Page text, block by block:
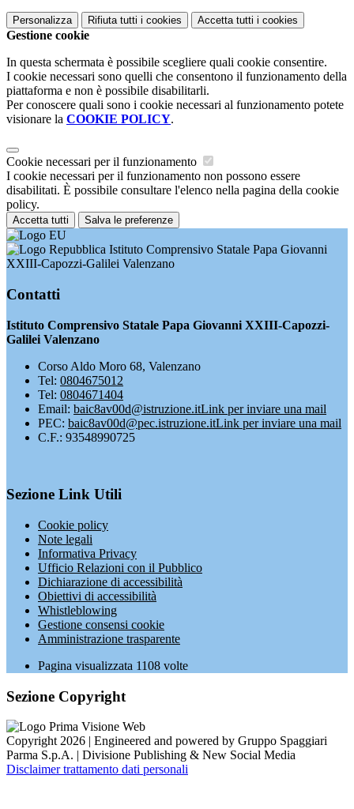
Personalizza Rifiuta tutti i cookies Accetta tutti i cookies
Gestione cookie
In questa schermata è possibile scegliere quali cookie consentire.
I cookie necessari sono quelli che consentono il funzionamento della
piattaforma e non è possibile disabilitarli.
Per conoscere quali sono i cookie necessari al funzionamento potete
visionare la COOKIE POLICY.
Cookie necessari per il funzionamento
I cookie necessari per il funzionamento non possono essere
disabilitati. È possibile consultare l'elenco nella pagina della cookie
policy.
Accetta tutti Salva le preferenze
Istituto Comprensivo Statale Papa Giovanni
XXIII-Capozzi-Galilei Valenzano
Contatti
Istituto Comprensivo Statale Papa Giovanni XXIII-Capozzi-
Galilei Valenzano
Corso Aldo Moro 68, Valenzano
Tel: 0804675012
Tel: 0804671404
Email: baic8av00d@istruzione.itLink per inviare una mail
PEC: baic8av00d@pec.istruzione.itLink per inviare una mail
C.F.: 93548990725
Sezione Link Utili
Cookie policy
Note legali
Informativa Privacy
Ufficio Relazioni con il Pubblico
Dichiarazione di accessibilità
Obiettivi di accessibilità
Whistleblowing
Gestione consensi cookie
Amministrazione trasparente
Pagina visualizzata 1108 volte
Sezione Copyright
Copyright 2026 | Engineered and powered by Gruppo Spaggiari
Parma S.p.A. | Divisione Publishing & New Social Media
Disclaimer trattamento dati personali